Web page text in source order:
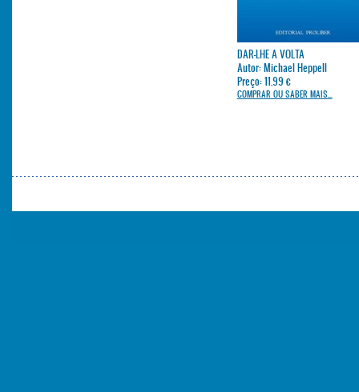
DAR-LHE A VOLTA
Autor: Michael Heppell
Preço: 11.99 €
COMPRAR OU SABER MAIS...